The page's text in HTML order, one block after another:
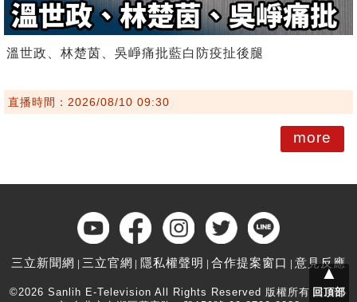
溫世政、林楚茵、吳崢痛批藍白防疫扯後腿
直播時間：2026/08/10 09:30
more
三立新聞網 三立官網 隱私權聲明 合作提案窗口 意見反應
©2026 Sanlih E-Television All Rights Reserved 版權所有 盜用必
▲
回頂部